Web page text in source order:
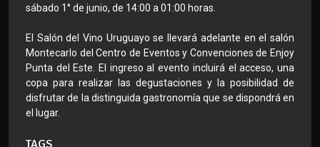
sábado 1° de junio, de 14:00 a 01:00 horas.
El Salón del Vino Uruguayo se llevará adelante en el salón
Montecarlo del Centro de Eventos y Convenciones de Enjoy
Punta del Este. El ingreso al evento incluirá el acceso, una
copa para realizar las degustaciones y la posibilidad de
disfrutar de la distinguida gastronomía que se dispondrá en
el lugar.